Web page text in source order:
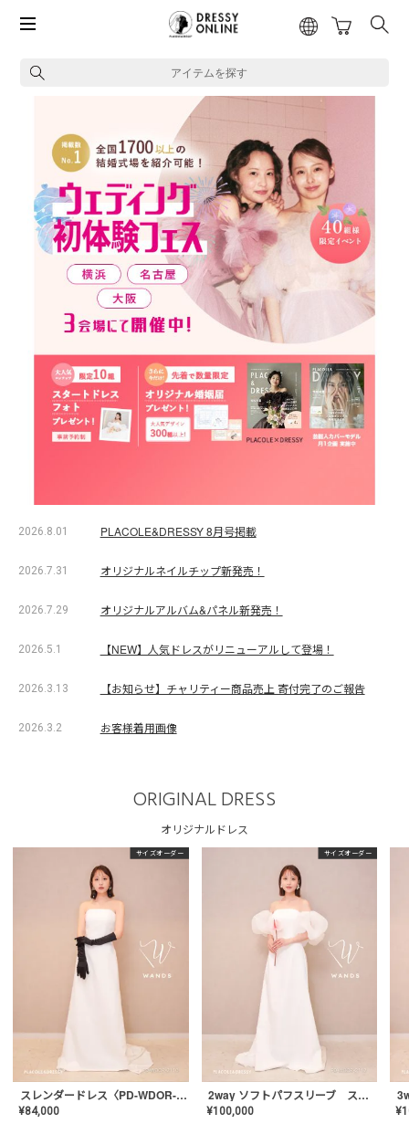
アイテムを探す
2026.8.01 PLACOLE&DRESSY 8月号掲載
2026.7.31 オリジナルネイルチップ新発売！
2026.7.29 オリジナルアルバム&パネル新発売！
2026.5.1 【NEW】人気ドレスがリニューアルして登場！
2026.3.13 【お知らせ】チャリティー商品売上 寄付完了のご報告
2026.3.2 お客様着用画像
ORIGINAL DRESS
オリジナルドレス
サイズオーダー
スレンダードレス〈PD-WDOR-2110〉
¥84,000
サイズオーダー
2way ソフトパフスリーブ スレンダードレス〈PD-WDOR-2112〉
¥100,000 ¥